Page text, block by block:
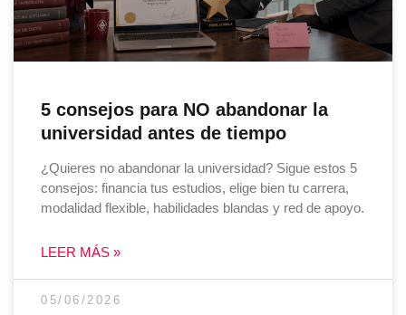
5 consejos para NO abandonar la
universidad antes de tiempo
¿Quieres no abandonar la universidad? Sigue estos 5
consejos: financia tus estudios, elige bien tu carrera,
modalidad flexible, habilidades blandas y red de apoyo.
LEER MÁS »
05/06/2026